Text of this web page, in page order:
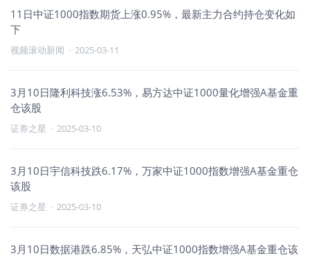
11日中证1000指数期货上涨0.95%，最新主力合约持仓变化如
下
视频滚动新闻 · 2025-03-11
3月10日隆利科技涨6.53%，易方达中证1000量化增强A基金重
仓该股
证券之星 · 2025-03-10
3月10日宇信科技跌6.17%，万家中证1000指数增强A基金重仓
该股
证券之星 · 2025-03-10
3月10日数据港跌6.85%，天弘中证1000指数增强A基金重仓该